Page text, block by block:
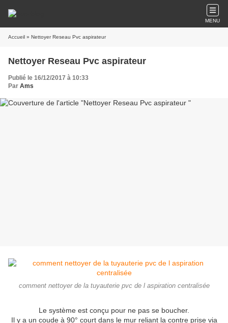
MENU
Accueil » Nettoyer Reseau Pvc aspirateur
Nettoyer Reseau Pvc aspirateur
Publié le 16/12/2017 à 10:33
Par Ams
comment nettoyer de la tuyauterie pvc de l aspiration centralisée
Le système est conçu pour ne pas se boucher.
Il y a un coude à 90° court dans le mur reliant la contre prise via